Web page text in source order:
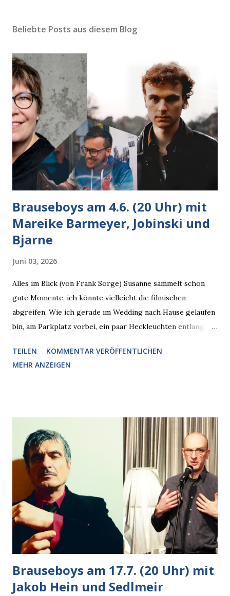
Beliebte Posts aus diesem Blog
Brauseboys am 4.6. (20 Uhr) mit
Mareike Barmeyer, Jobinski und
Bjarne
Juni 03, 2026
Alles im Blick (von Frank Sorge) Susanne sammelt schon
gute Momente, ich könnte vielleicht die filmischen
abgreifen. Wie ich gerade im Wedding nach Hause gelaufen
bin, am Parkplatz vorbei, ein paar Heckleuchten entlang, als
den Blick kam, mit verlockend frisch leuchtenden
Pizzastücken. Von links pirschte sich eine Krähe an das
Krähe und ihn an, er die Krähe und mich, wir lächelten
gleichzeitig amüsiert. “Vorsicht!”, sagte ich zu ihm, “im
Wedding muss man immer aufpassen!” “Mach ich!”,
bestätigte der freundliche Nachbar, "Hab alles im Blick!”
Wir fixierten die ertappte Krähe, die sich zurückzog.
Heute ging sie leer aus, Abspann, Ende. Die Brauseboys am
Donnerstag, 4.6. (20 Uhr) Mit Mareike Barmeyer , Jobinski
und Bjarne Haus der Sinne (Ystader St...
TEILEN
KOMMENTAR VERÖFFENTLICHEN
MEHR ANZEIGEN
Brauseboys am 17.7. (20 Uhr) mit
Jakob Hein und Sedlmeir